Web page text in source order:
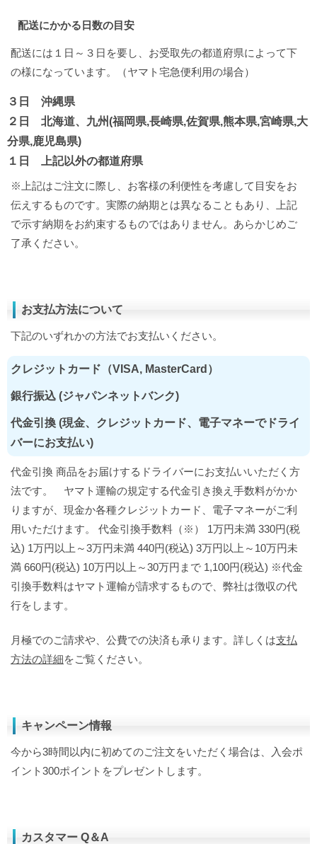
配送にかかる日数の目安
配送には１日～３日を要し、お受取先の都道府県によって下
の様になっています。（ヤマト宅急便利用の場合）
３日 沖縄県
２日 北海道、九州(福岡県,長崎県,佐賀県,熊本県,宮崎県,大
分県,鹿児島県)
１日 上記以外の都道府県
※上記はご注文に際し、お客様の利便性を考慮して目安をお
伝えするものです。実際の納期とは異なることもあり、上記
で示す納期をお約束するものではありません。あらかじめご
了承ください。
お支払方法について
下記のいずれかの方法でお支払いください。
クレジットカード（VISA, MasterCard）
銀行振込 (ジャパンネットバンク)
代金引換 (現金、クレジットカード、電子マネーでドライ
バーにお支払い)
代金引換 商品をお届けするドライバーにお支払いいただく方
法です。 ヤマト運輸の規定する代金引き換え手数料がかか
りますが、現金か各種クレジットカード、電子マネーがご利
用いただけます。 代金引換手数料（※） 1万円未満 330円(税
込) 1万円以上～3万円未満 440円(税込) 3万円以上～10万円未
満 660円(税込) 10万円以上～30万円まで 1,100円(税込) ※代金
引換手数料はヤマト運輸が請求するもので、弊社は徴収の代
行をします。
月極でのご請求や、公費での決済も承ります。詳しくは支払
方法の詳細をご覧ください。
キャンペーン情報
今から3時間以内に初めてのご注文をいただく場合は、入会ポ
イント300ポイントをプレゼントします。
カスタマー Q＆A